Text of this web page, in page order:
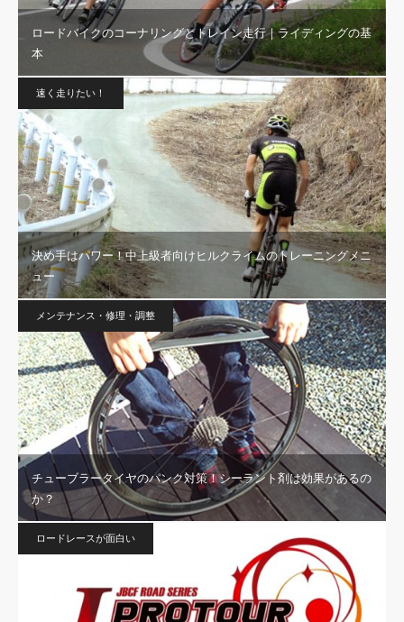
ロードバイクのコーナリングとトレイン走行｜ライディングの基
本
速く走りたい！
決め手はパワー！中上級者向けヒルクライムのトレーニングメニ
ュー
メンテナンス・修理・調整
チューブラータイヤのパンク対策！シーラント剤は効果があるの
か？
ロードレースが面白い